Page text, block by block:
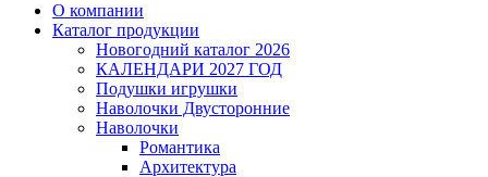
О компании
Каталог продукции
Новогодний каталог 2026
КАЛЕНДАРИ 2027 ГОД
Подушки игрушки
Наволочки Двусторонние
Наволочки
Романтика
Архитектура